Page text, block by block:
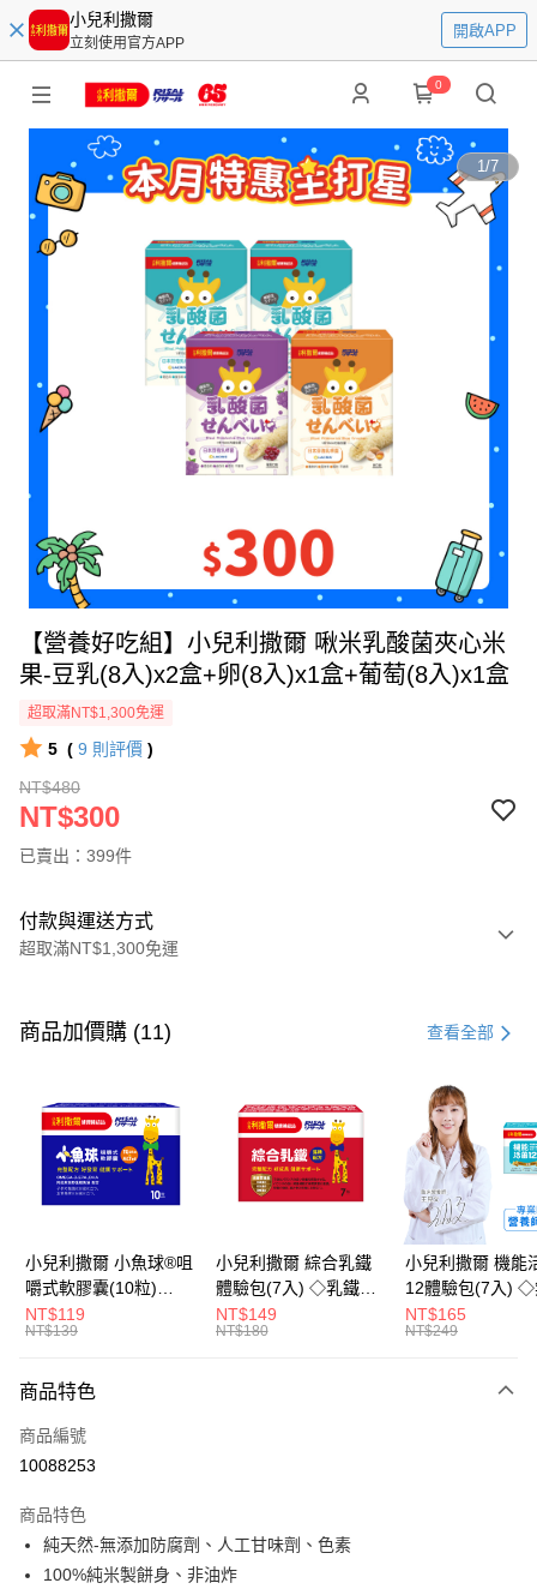
小兒利撒爾
立刻使用官方APP
開啟APP
0
1/7
【營養好吃組】小兒利撒爾 啾米乳酸菌夾心米
果-豆乳(8入)x2盒+卵(8入)x1盒+葡萄(8入)x1盒
超取滿NT$1,300免運
5 ( 9 則評價 )
NT$480
NT$300
已賣出：399件
付款與運送方式
超取滿NT$1,300免運
信用卡一次付款
LINE Pay
Apple Pay
街口支付
悠遊付
Google Pay
全盈+PAY
大哥付你分期
【大哥付你分期使用說明】
1.本服務由台灣大哥大提供，台灣大哥大用戶可立即使用無須另外申請。
流程，驗證手機門號後，選擇欲分期的期數、繳款截止日，確認付款後即完
成交易。
3.實際核准額度、可分期數及費用金額請依後續交易確認頁面所載為準。
4.訂單成立30分鐘內，如未前往確認交易或遇審核未通過，訂單將自動取
AFTEE先享後付
【關於「AFTEE先享後付」】
AFTEE先享後付是「在收到商品之後才付款」的支付方式。 讓您購物簡單
便利好安心！
１．簡單：不需註冊會員、不需綁卡、不需儲值。
ATM付款
商品加價購 (11) 查看全部
小兒利撒爾 小魚球®咀
嚼式軟膠囊(10粒)
◇OMEGA-
3(EPA+DHA)+rTG型魚
NT$119
NT$139
小兒利撒爾 綜合乳鐵
體驗包(7入) ◇乳鐵蛋
白+藻精蛋白+DHA藻
油+專利大豆卵磷脂 成
NT$149
NT$180
小兒利撒爾 機能
12體驗包(7入) ◇
糖添加◇
NT$165
NT$249
商品特色
商品編號
10088253
商品特色
純天然-無添加防腐劑、人工甘味劑、色素
100%純米製餅身、非油炸